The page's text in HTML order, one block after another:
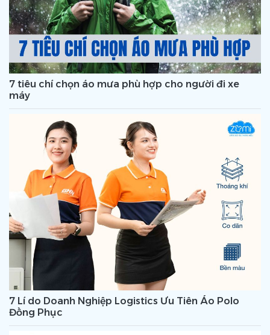
7 tiêu chí chọn áo mưa phù hợp cho người đi xe
máy
7 Lí do Doanh Nghiệp Logistics Ưu Tiên Áo Polo
Đồng Phục